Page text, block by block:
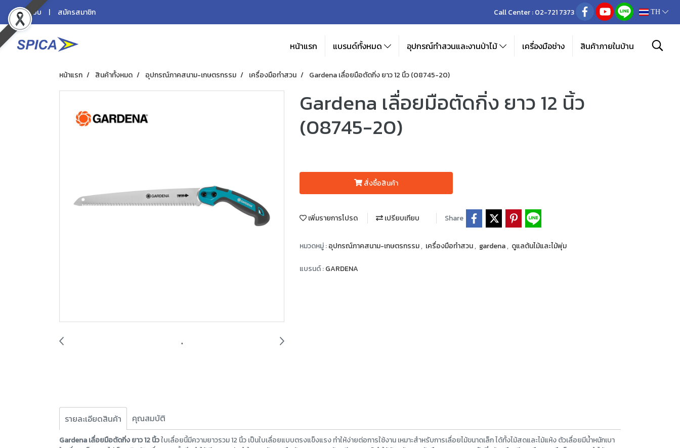
เข้าสู่ระบบ สมัครสมาชิก Call Center :02-721 7373 TH
หน้าแรก แบรนด์ทั้งหมด อุปกรณ์ทำสวนและงานป่าไม้ เครื่องมือช่าง สินค้าภายในบ้าน
หน้าแรก สินค้าทั้งหมด อุปกรณ์ภาคสนาม-เกษตรกรรม เครื่องมือทำสวน Gardena เลื่อยมือตัดกิ่ง ยาว 12 นิ้ว (08745-20)
Gardena เลื่อยมือตัดกิ่ง ยาว 12 นิ้ว
(08745-20)
สั่งซื้อสินค้า
เพิ่มรายการโปรด เปรียบเทียบ Share
หมวดหมู่ :อุปกรณ์ภาคสนาม-เกษตรกรรม, เครื่องมือทำสวน, gardena, ดูแลต้นไม้และไม้พุ่ม
แบรนด์ :GARDENA
รายละเอียดสินค้า คุณสมบัติ
Gardena เลื่อยมือตัดกิ่ง ยาว 12 นิ้วใบเลื่อยนี้มีความยาวรวม 12 นิ้ว เป็นใบเลื่อยแบบตรงแข็งแรง ทำให้ง่ายต่อการใช้งาน เหมาะสำหรับการเลื่อยไม้ขนาดเล็ก ได้ทั้งไม้สดและไม้แห้ง ตัวเลื่อยมีน้ำหนักเบา